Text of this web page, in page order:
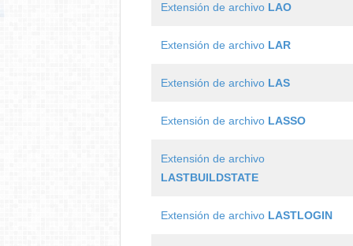
Extensión de archivo LAO
Extensión de archivo LAR
Extensión de archivo LAS
Extensión de archivo LASSO
Extensión de archivo
LASTBUILDSTATE
Extensión de archivo LASTLOGIN